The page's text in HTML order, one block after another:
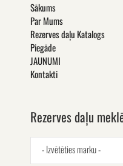
Sākums
Par Mums
Rezerves daļu Katalogs
Piegāde
JAUNUMI
Kontakti
Rezerves daļu
- Izvētēties marku -